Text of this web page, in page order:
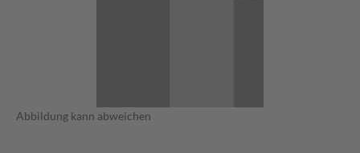
Abbildung kann abweichen